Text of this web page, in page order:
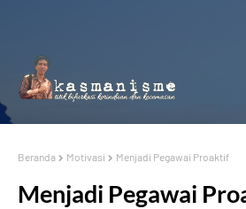
Beranda Motivasi Menjadi Pegawai Proaktif
Menjadi Pegawai